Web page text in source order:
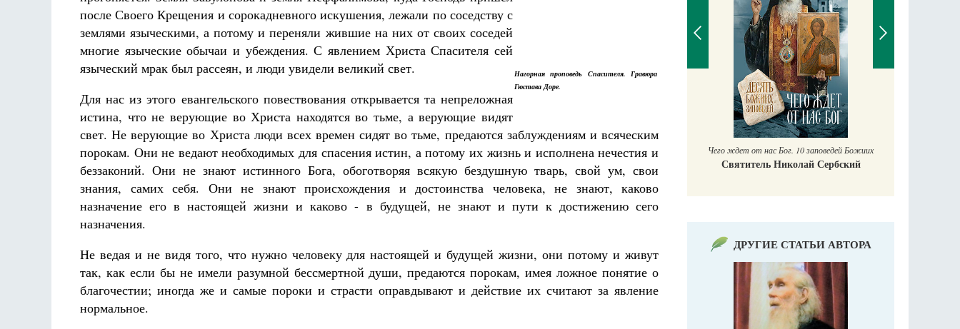
Нагорная проповедь Спасителя. Гравюра
Гюстава Доре.
после Своего Крещения и сорокадневного искушения, лежали по соседству с
землями языческими, а потому и переняли жившие на них от своих соседей
многие языческие обычаи и убеждения. С явлением Христа Спасителя сей
языческий мрак был рассеян, и люди увидели великий свет.
Для нас из этого евангельского повествования открывается та непреложная
истина, что не верующие во Христа находятся во тьме, а верующие видят
свет. Не верующие во Христа люди всех времен сидят во тьме, предаются заблуждениям и всяческим
порокам. Они не ведают необходимых для спасения истин, а потому их жизнь и исполнена нечестия и
беззаконий. Они не знают истинного Бога, обоготворяя всякую бездушную тварь, свой ум, свои
знания, самих себя. Они не знают происхождения и достоинства человека, не знают, каково
назначение его в настоящей жизни и каково - в будущей, не знают и пути к достижению сего
назначения.
Не ведая и не видя того, что нужно человеку для настоящей и будущей жизни, они потому и живут
так, как если бы не имели разумной бессмертной души, предаются порокам, имея ложное понятие о
благочестии; иногда же и самые пороки и страсти оправдывают и действие их считают за явление
нормальное.
Разлуки не будет
Фредерика де Грааф Как найти своё место в жизни
Кирилл Мурышев
Великомученик Георгий Победоносец. Научись у
святого
Чего ждет от нас Бог. 10 заповедей Божиих
Святитель Николай Сербский
ДРУГИЕ СТАТЬИ АВТОРА